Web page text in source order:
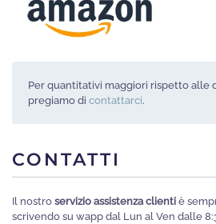
Per quantitativi maggiori rispetto alle
pregiamo di contattarci.
CONTATTI
Il nostro servizio assistenza clienti è
scrivendo su wapp dal Lun al Ven dalle